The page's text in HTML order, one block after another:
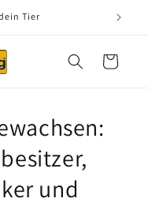
Tier
Warenkorb
Ritual
und